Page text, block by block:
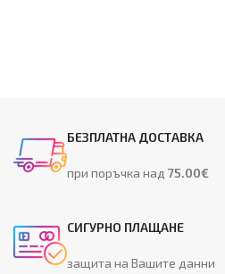
БЕЗПЛАТНА ДОСТАВКА
при поръчка над75.00€
СИГУРНО ПЛАЩАНЕ
защита на Вашите данни